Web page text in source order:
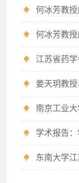
何冰芳教
何冰芳教
江苏省药
姜天玥教
南京工业
学术报告
东南大学